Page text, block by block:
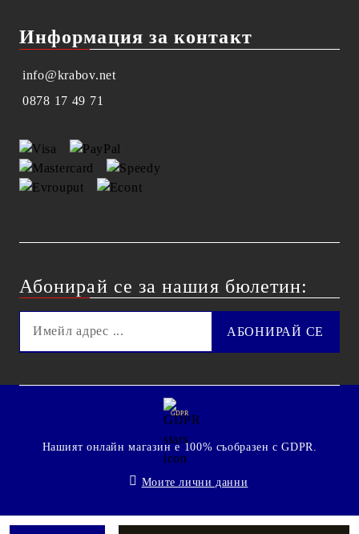
Информация за контакт
info@krabov.net
0878 17 49 71
Абонирай се за нашия бюлетин:
GDPR
Нашият онлайн магазин е 100% съобразен с GDPR.
Моите лични данни